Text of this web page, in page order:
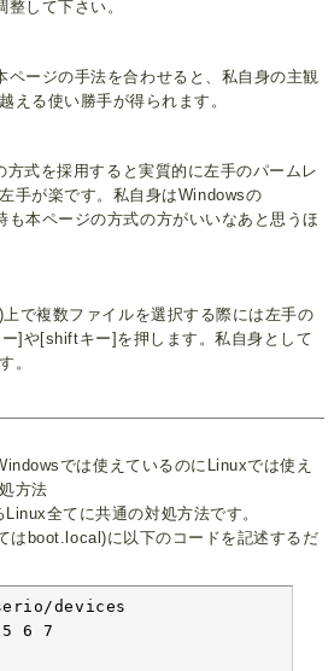
して下さい。
ージの手法を合わせると、私自身の主観
える使い勝手が得られます。
式を採用すると実質的に左手のパームレ
手が楽です。私自身はWindowsの
本ページの方式の方がいいなあと思うほ
で複数ファイルを選択する際には左手の
]や[shiftキー]を押します。私自身として
。
では使えているのにLinuxでは使え
方法
全てに共通の対処方法です。
はboot.local)に以下のコードを記述するだ
devices
6 7